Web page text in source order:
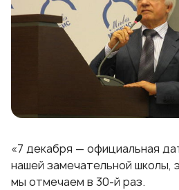
«7 декабря — официальная
нашей замечательной школы,
мы отмечаем в 30-й раз.